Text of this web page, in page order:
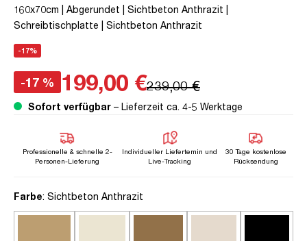
160x70cm | Abgerundet | Sichtbeton Anthrazit |
Schreibtischplatte | Sichtbeton Anthrazit
-17%
-17 % 199,00 €239,00 €
Sofort verfügbar – Lieferzeit ca. 4-5 Werktage
Professionelle & schnelle 2-
Personen-Lieferung
Individueller Liefertemin und
Live-Tracking
30 Tage kostenlose
Rücksendung
Farbeauswählen
: Sichtbeton Anthrazit